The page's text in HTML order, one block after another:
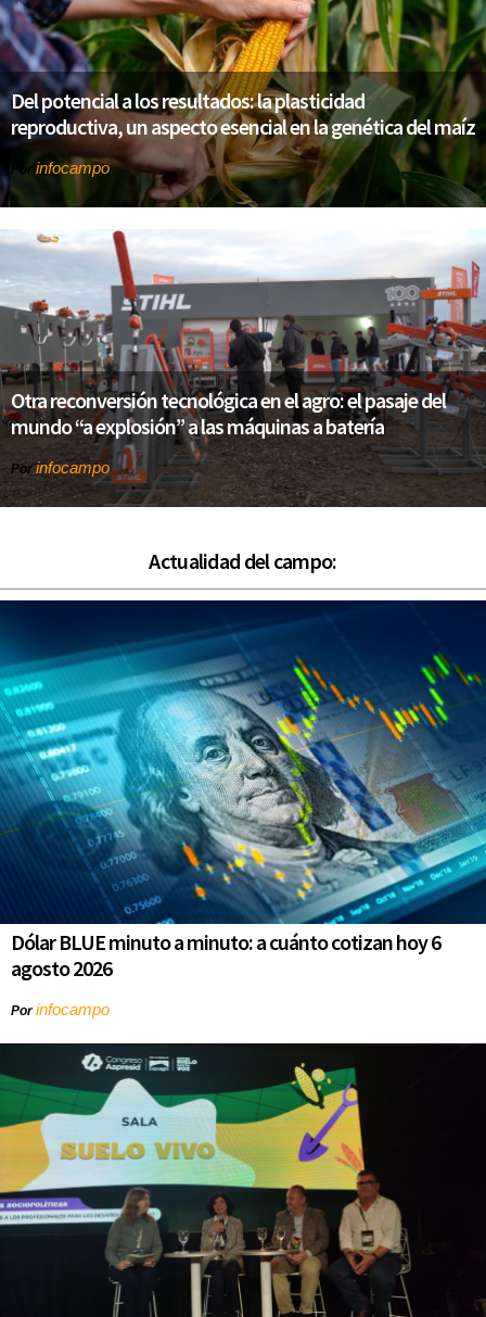
Del potencial a los resultados: la plasticidad
reproductiva, un aspecto esencial en la genética del maíz
Por infocampo
Otra reconversión tecnológica en el agro: el pasaje del
mundo “a explosión” a las máquinas a batería
Porinfocampo
Actualidad del campo:
Dólar BLUE minuto a minuto: a cuánto cotizan hoy 6
agosto 2026
Porinfocampo